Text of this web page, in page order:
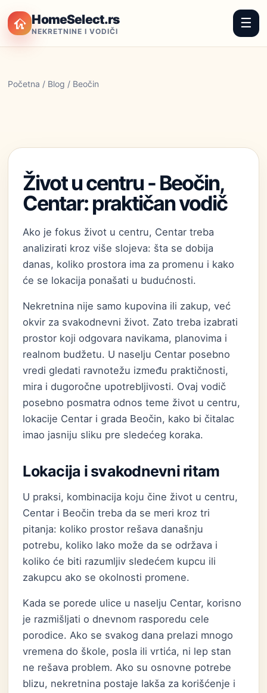
HomeSelect.rs
NEKRETNINE I VODIČI
☰
Početna / Blog / Beočin
Život u centru - Beočin,
Centar: praktičan vodič
Ako je fokus život u centru, Centar treba
analizirati kroz više slojeva: šta se dobija
danas, koliko prostora ima za promenu i kako
će se lokacija ponašati u budućnosti.
Nekretnina nije samo kupovina ili zakup, već
okvir za svakodnevni život. Zato treba izabrati
prostor koji odgovara navikama, planovima i
realnom budžetu. U naselju Centar posebno
vredi gledati ravnotežu između praktičnosti,
mira i dugoročne upotrebljivosti. Ovaj vodič
posebno posmatra odnos teme život u centru,
lokacije Centar i grada Beočin, kako bi čitalac
imao jasniju sliku pre sledećeg koraka.
Lokacija i svakodnevni ritam
U praksi, kombinacija koju čine život u centru,
Centar i Beočin treba da se meri kroz tri
pitanja: koliko prostor rešava današnju
potrebu, koliko lako može da se održava i
koliko će biti razumljiv sledećem kupcu ili
zakupcu ako se okolnosti promene.
Kada se porede ulice u naselju Centar, korisno
je razmišljati o dnevnom rasporedu cele
porodice. Ako se svakog dana prelazi mnogo
vremena do škole, posla ili vrtića, ni lep stan
ne rešava problem. Ako su osnovne potrebe
blizu, nekretnina postaje lakša za korišćenje i